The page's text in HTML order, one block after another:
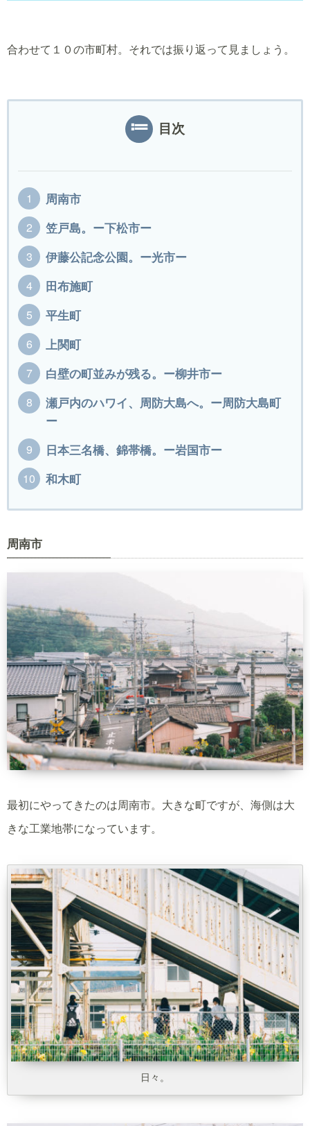
合わせて１０の市町村。それでは振り返って見ましょう。
目次
周南市
笠戸島。ー下松市ー
伊藤公記念公園。ー光市ー
田布施町
平生町
上関町
白壁の町並みが残る。ー柳井市ー
瀬戸内のハワイ、周防大島へ。ー周防大島町
ー
日本三名橋、錦帯橋。ー岩国市ー
和木町
周南市
最初にやってきたのは周南市。大きな町ですが、海側は大
きな工業地帯になっています。
日々。